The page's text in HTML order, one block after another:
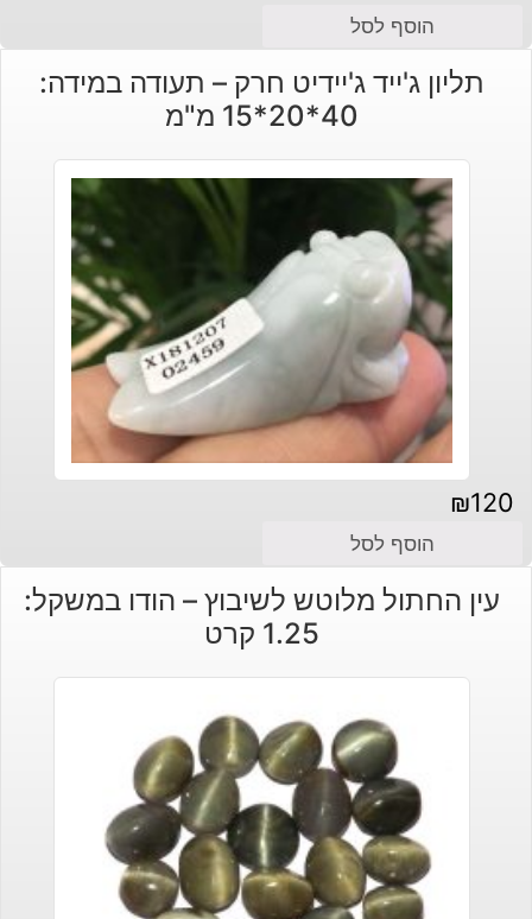
הוסף לסל
תליון ג'ייד ג'יידיט חרק – תעודה במידה:
40*20*15 מ"מ
₪120
הוסף לסל
עין החתול מלוטש לשיבוץ – הודו במשקל:
1.25 קרט